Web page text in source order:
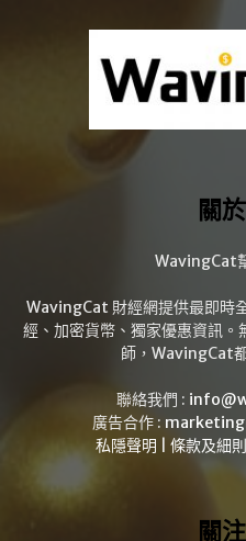
關
WavingCat
WavingCat 財經網提供最即時
經、加密貨幣、獨家優惠資訊
師，WavingCat
聯絡我們 :
廣告合作 :
私隱聲明
條款及細則
關